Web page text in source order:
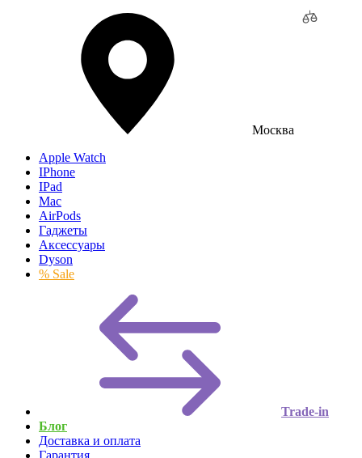
Москва
Apple Watch
IPhone
IPad
Mac
AirPods
Гаджеты
Аксессуары
Dyson
% Sale
Trade-in
Блог
Доставка и оплата
Гарантия